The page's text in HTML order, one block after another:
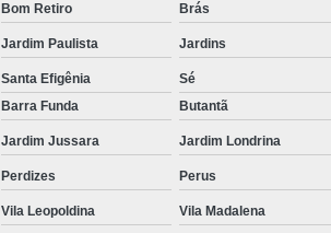
Salgado para Festa em
Salgado para Festa Frito
Bom Retiro Brás
Jardim Paulista Jardins
Santa Efigênia Sé
Barra Funda Butantã
Jardim Jussara Jardim Londrina
Perdizes Perus
Vila Leopoldina Vila Madalena